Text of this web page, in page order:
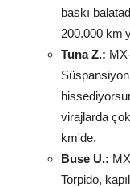
baskı
200.000
Tuna Z.:
virajlarda
km'de.
Buse U.:
Torpido,